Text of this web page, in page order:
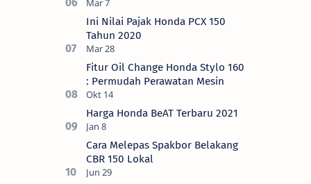
Ini Nilai Pajak Honda PCX 150
Tahun 2020
Fitur Oil Change Honda Stylo 160
: Permudah Perawatan Mesin
Harga Honda BeAT Terbaru 2021
Cara Melepas Spakbor Belakang
CBR 150 Lokal